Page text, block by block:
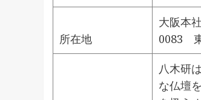
所在地
大阪本
0083
八木研
な仏壇